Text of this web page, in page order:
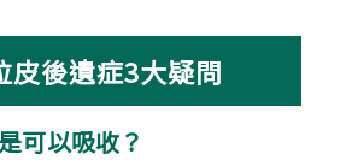
皮後遺症3大疑問
可以吸收？